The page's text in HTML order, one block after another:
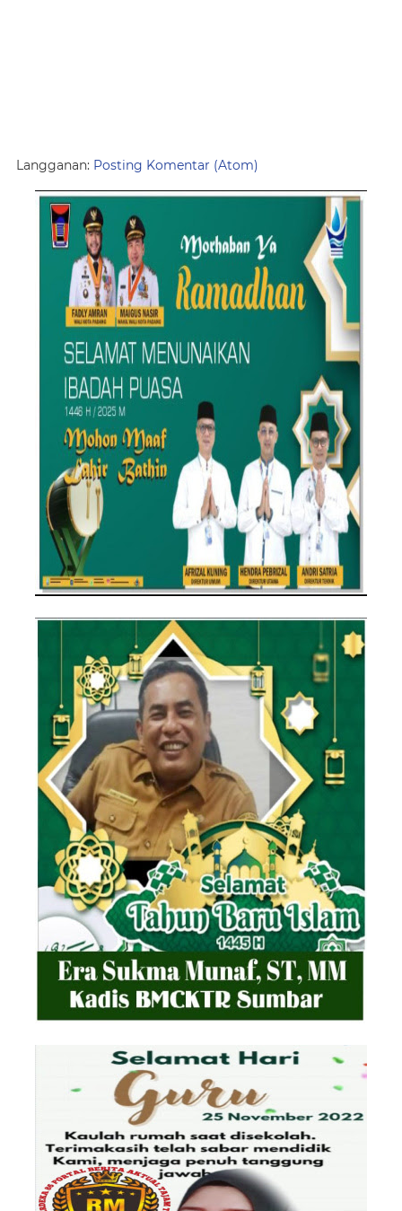
Langganan: Posting Komentar (Atom)